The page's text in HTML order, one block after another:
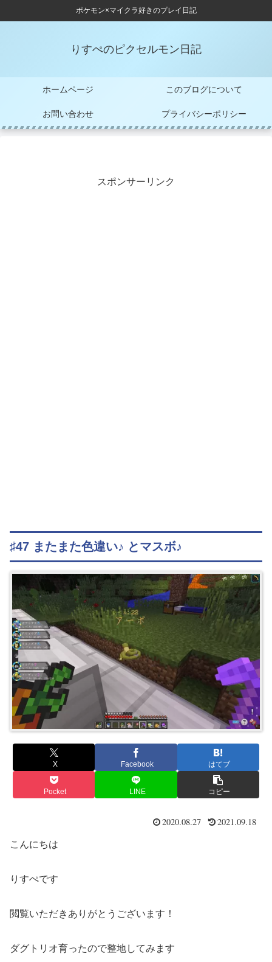
ポケモン×マイクラ好きのプレイ日記
りすぺのピクセルモン日記
ホームページ このブログについて
お問い合わせ プライバシーポリシー
スポンサーリンク
♯47 またまた色違い♪ とマスボ♪
X Facebook はてブ
Pocket LINE コピー
2020.08.27 2021.09.18
こんにちは
りすぺです
閲覧いただきありがとうございます！
ダグトリオ育ったので整地してみます